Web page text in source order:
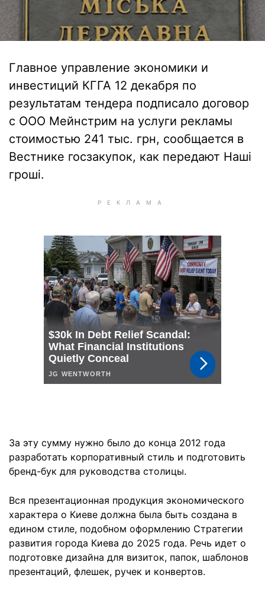
Главное управление экономики и
инвестиций КГГА 12 декабря по
результатам тендера подписало договор
с ООО Мейнстрим на услуги рекламы
стоимостью 241 тыс. грн, сообщается в
Вестнике госзакупок, как передают Наші
гроші.
За эту сумму нужно было до конца 2012 года
разработать корпоративный стиль и подготовить
бренд-бук для руководства столицы.
Вся презентационная продукция экономического
характера о Киеве должна была быть создана в
едином стиле, подобном оформлению Стратегии
развития города Киева до 2025 года. Речь идет о
подготовке дизайна для визиток, папок, шаблонов
презентаций, флешек, ручек и конвертов.